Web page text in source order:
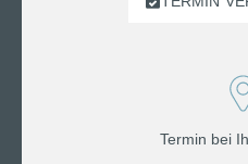
Termin bei